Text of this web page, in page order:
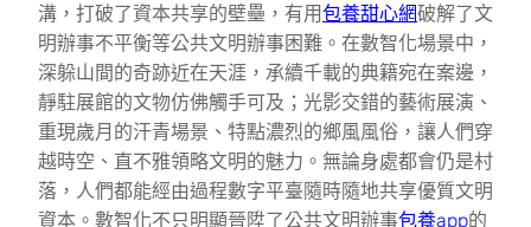
溝，打破了資本共享的壁壘，有用包養甜心網破解了文
明辦事不平衡等公共文明辦事困難。在數智化場景中，
深躲山間的奇跡近在天涯，承續千載的典籍宛在案邊，
靜駐展館的文物仿佛觸手可及；光影交錯的藝術展演、
重現歲月的汗青場景、特點濃烈的鄉風風俗，讓人們穿
越時空、直不雅領略文明的魅力。無論身處都會仍是村
落，人們都能經由過程數字平臺隨時隨地共享優質文明
資本。數智化不只明顯晉陞了公共文明辦事包養app的